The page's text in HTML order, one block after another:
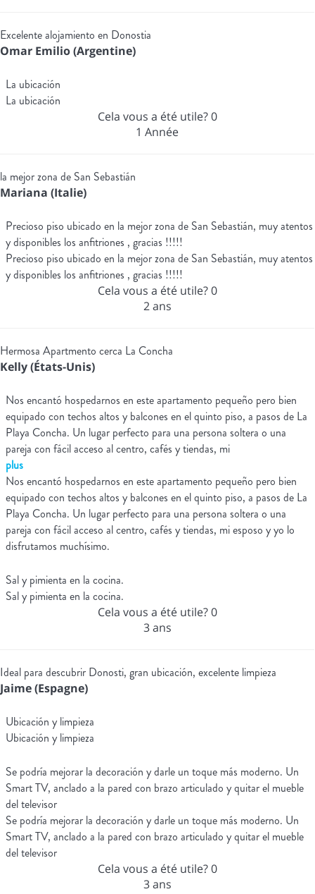
Excelente alojamiento en Donostia
Omar Emilio (Argentine)
La ubicación
La ubicación
Cela vous a été utile?0
1 Année
la mejor zona de San Sebastián
Mariana (Italie)
Precioso piso ubicado en la mejor zona de San Sebastián, muy atentos
y disponibles los anfitriones , gracias !!!!!
Precioso piso ubicado en la mejor zona de San Sebastián, muy atentos
y disponibles los anfitriones , gracias !!!!!
Cela vous a été utile?0
2 ans
Hermosa Apartmento cerca La Concha
Kelly (États-Unis)
Nos encantó hospedarnos en este apartamento pequeño pero bien
equipado con techos altos y balcones en el quinto piso, a pasos de La
Playa Concha. Un lugar perfecto para una persona soltera o una
pareja con fácil acceso al centro, cafés y tiendas, mi
plus
Nos encantó hospedarnos en este apartamento pequeño pero bien
equipado con techos altos y balcones en el quinto piso, a pasos de La
Playa Concha. Un lugar perfecto para una persona soltera o una
pareja con fácil acceso al centro, cafés y tiendas, mi esposo y yo lo
disfrutamos muchísimo.
Sal y pimienta en la cocina.
Sal y pimienta en la cocina.
Cela vous a été utile?0
3 ans
Ideal para descubrir Donosti, gran ubicación, excelente limpieza
Jaime (Espagne)
Ubicación y limpieza
Ubicación y limpieza
Se podría mejorar la decoración y darle un toque más moderno. Un
Smart TV, anclado a la pared con brazo articulado y quitar el mueble
del televisor
Se podría mejorar la decoración y darle un toque más moderno. Un
Smart TV, anclado a la pared con brazo articulado y quitar el mueble
del televisor
Cela vous a été utile?0
3 ans